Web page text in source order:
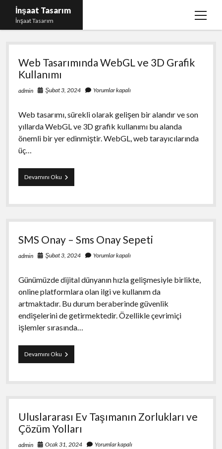
İnşaat Tasarım
İnşaat Tasarım
menüyü
Instagram Gizli Hesap Bakma
Instagram Türk Takipçi Yükleme Ücretsiz
Tumblr Takipçi Hilesi Bedava Şifresiz
İnşaat
Tasarım
Web Tasarımında WebGL ve 3D Grafik
Kullanımı
admin Şubat 3, 2024 Yorumlar kapalı
Web tasarımı, sürekli olarak gelişen bir alandır ve son
yıllarda WebGL ve 3D grafik kullanımı bu alanda
önemli bir yer edinmiştir. WebGL, web tarayıcılarında
üç…
Devamını OkuWeb
Tasarımında
ve
Grafik
SMS Onay – Sms Onay Sepeti
admin Şubat 3, 2024 Yorumlar kapalı
Günümüzde dijital dünyanın hızla gelişmesiyle birlikte,
online platformlara olan ilgi ve kullanım da
artmaktadır. Bu durum beraberinde güvenlik
endişelerini de getirmektedir. Özellikle çevrimiçi
işlemler sırasında…
Devamını OkuSMS
Onay
Sms
Sepeti
Uluslararası Ev Taşımanın Zorlukları ve
Çözüm Yolları
admin Ocak 31, 2024 Yorumlar kapalı